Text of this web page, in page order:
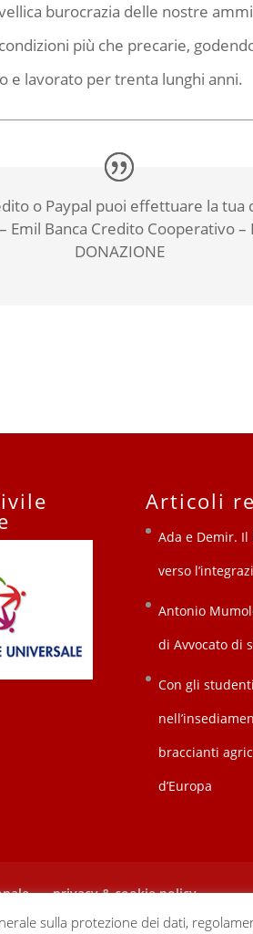
burocrazia delle nostre
più che precarie,
e lavorato per trenta lunghi anni.
o Paypal puoi effettuare la tua
Banca Credito Cooperativo
DONAZIONE
Articoli
Ada e Demir.
verso
Antonio
di Avvocato di
Con gli
braccianti
d’Europa
privacy & cookie policy
sulla protezione dei dati,